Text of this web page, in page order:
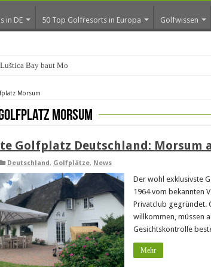
in DE 50 Top Golfresorts in Europa Golfwissen
Luštica Bay baut Montenegro
Morsum
Morsum
Golfplatz Deutschland: Morsum
Deutschland, Golfplätze, News
Der wohl exklusivste
1964 vom bekannten
Privatclub gegründet.
willkommen, müssen
Gesichtskontrolle
Mehr